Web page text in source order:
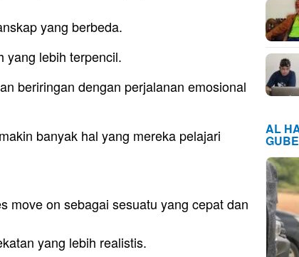
yang berbeda.
yang lebih terpencil.
beriringan dengan perjalanan emosional
banyak hal yang mereka pelajari
move on sebagai sesuatu yang cepat dan
yang lebih realistis.
AL